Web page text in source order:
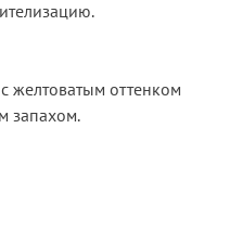
желтоватым оттенком
запахом.